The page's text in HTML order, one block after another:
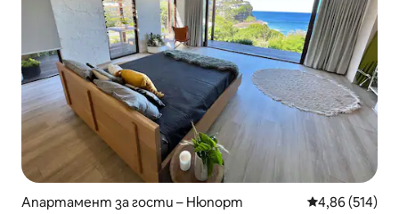
Апартамент за гости – Нюпорт Средна
4,86 (514)